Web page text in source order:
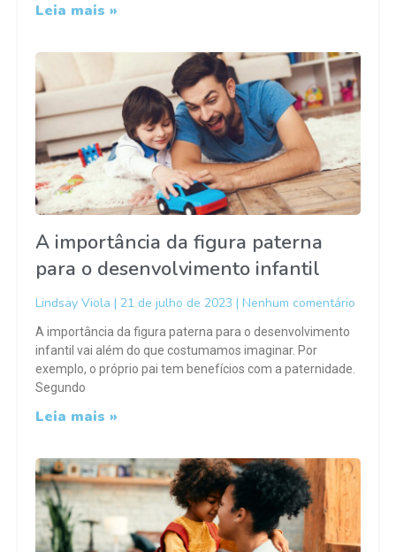
Leia mais »
A importância da figura paterna
para o desenvolvimento infantil
Lindsay Viola 21 de julho de 2023 Nenhum comentário
A importância da figura paterna para o desenvolvimento
infantil vai além do que costumamos imaginar. Por
exemplo, o próprio pai tem benefícios com a paternidade.
Segundo
Leia mais »